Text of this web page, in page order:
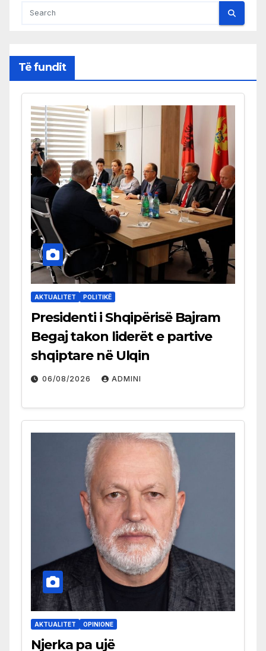
Të fundit
AKTUALITET POLITIKË
Presidenti i Shqipërisë Bajram
Begaj takon liderët e partive
shqiptare në Ulqin
06/08/2026 ADMINI
AKTUALITET OPINIONE
Njerka pa ujë